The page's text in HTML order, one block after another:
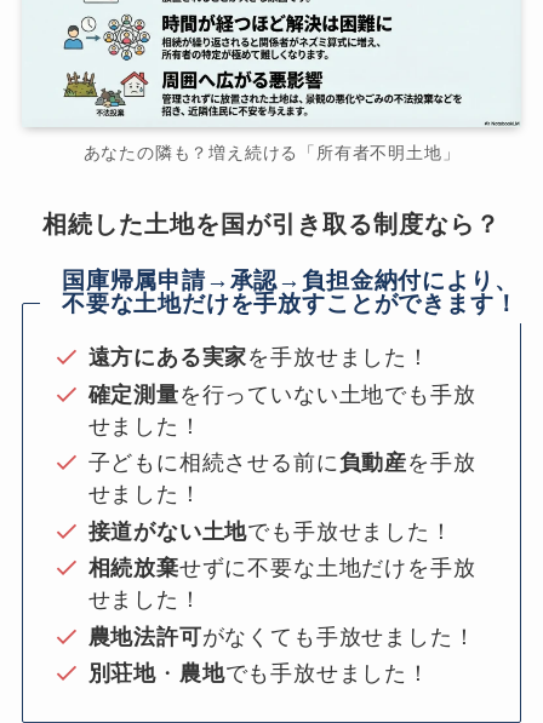
あなたの隣も？増え続ける「所有者不明土地」
相続した土地を国が引き取る制度なら？
国庫帰属申請→承認→負担金納付により、
不要な土地だけを手放すことができます！
遠方にある実家を手放せました！
確定測量を行っていない土地でも手放
せました！
子どもに相続させる前に負動産を手放
せました！
接道がない土地でも手放せました！
相続放棄せずに不要な土地だけを手放
せました！
農地法許可がなくても手放せました！
別荘地 ・ 農地でも手放せました！